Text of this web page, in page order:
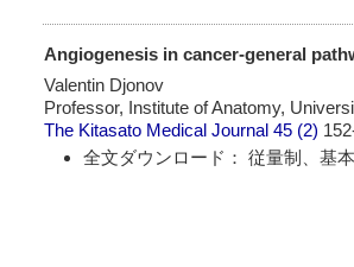
Angiogenesis in cancer-general
Valentin Djonov
Professor, Institute of Anatomy,
The Kitasato Medical Journal 45 (2)
全文ダウンロード： 従量制、基